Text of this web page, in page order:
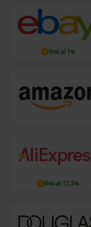
fino al 1%
fino al 17,3%